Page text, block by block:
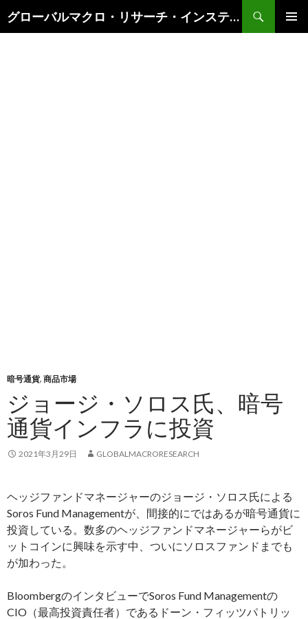
グローバルマクロ・リサーチ・インスティテュート
索
暗号通貨, 商品市場
ジョージ・ソロス氏、暗号
通貨インフラに投資
2021年3月29日 GLOBALMACRORESEARCH
ヘッジファンドマネージャーのジョージ・ソロス氏による
Soros Fund Managementが、間接的にではあるが暗号通貨に
投資している。数多のヘッジファンドマネージャーらがビ
ットコインに興味を示す中、ついにソロスファンドまでも
が加わった。
BloombergのインタビューでSoros Fund Managementの
CIO（最高投資責任者）であるドーン・フィッツパトリッ